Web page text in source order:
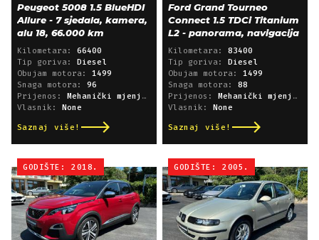
Peugeot 5008 1.5 BlueHDI
Allure - 7 sjedala, kamera,
alu 18, 66.000 km
Kilometara: 66400
Tip goriva:
Diesel
Obujam motora: 1499
Snaga motora: 96
Prijenos:
Mehanički mjenjač
Vlasnik:
None
Saznaj više!
Ford Grand Tourneo
Connect 1.5 TDCi Titanium
L2 - panorama, navigacija
Kilometara: 83400
Tip goriva:
Diesel
Obujam motora: 1499
Snaga motora: 88
Prijenos:
Mehanički mjenjač
Vlasnik:
None
Saznaj više!
GODIŠTE: 2018. GODIŠTE: 2005.